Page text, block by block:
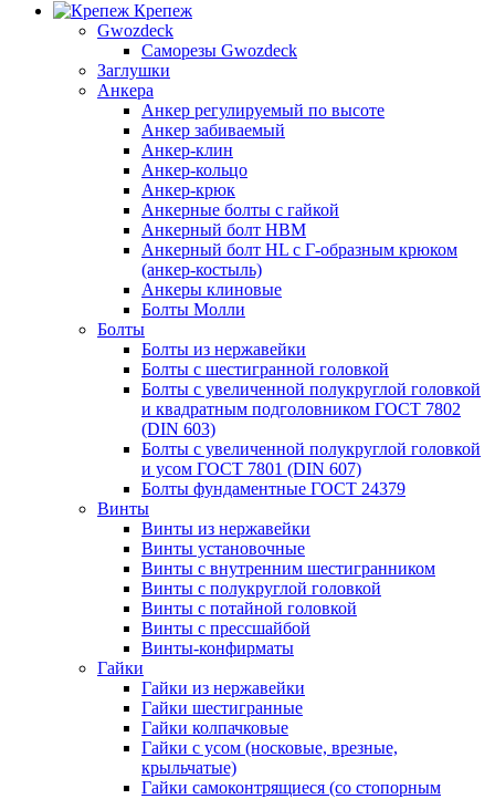
Крепеж
Gwozdeck
Саморезы Gwozdeck
Заглушки
Анкера
Анкер регулируемый по высоте
Анкер забиваемый
Анкер-клин
Анкер-кольцо
Анкер-крюк
Анкерные болты с гайкой
Анкерный болт HBM
Анкерный болт HL c Г-образным крюком
(анкер-костыль)
Анкеры клиновые
Болты Молли
Болты
Болты из нержавейки
Болты с шестигранной головкой
Болты с увеличенной полукруглой головкой
и квадратным подголовником ГОСТ 7802
(DIN 603)
Болты с увеличенной полукруглой головкой
и усом ГОСТ 7801 (DIN 607)
Болты фундаментные ГОСТ 24379
Винты
Винты из нержавейки
Винты установочные
Винты c внутренним шестигранником
Винты с полукруглой головкой
Винты с потайной головкой
Винты с прессшайбой
Винты-конфирматы
Гайки
Гайки из нержавейки
Гайки шестигранные
Гайки колпачковые
Гайки с усом (носковые, врезные,
крыльчатые)
Гайки самоконтрящиеся (со стопорным